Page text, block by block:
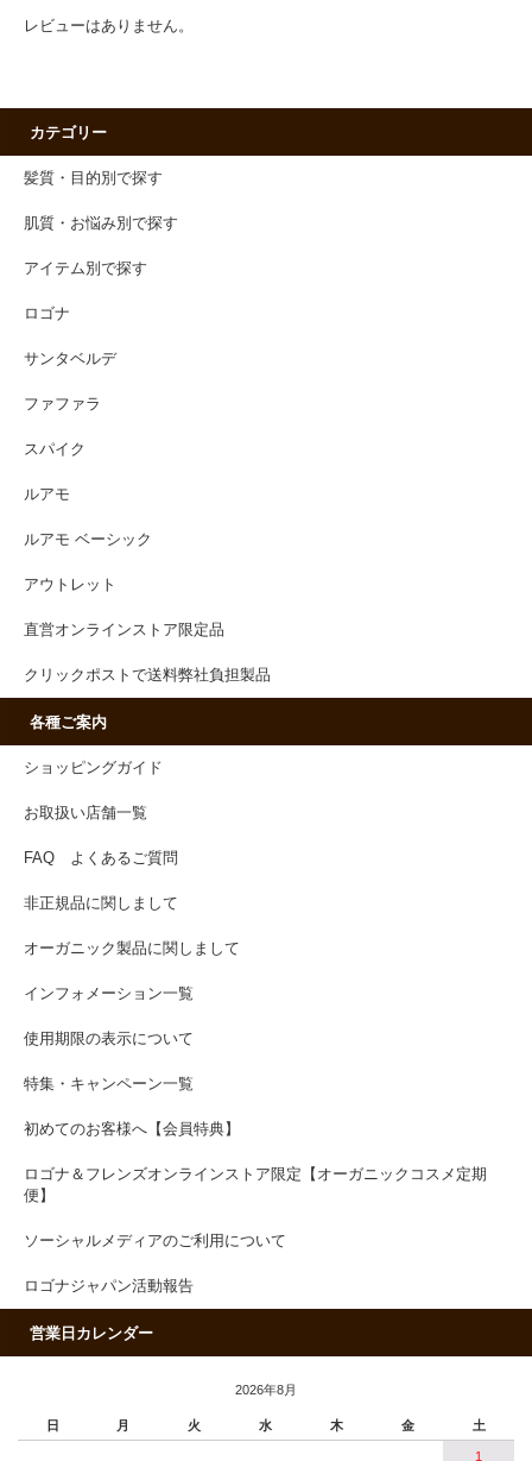
レビューはありません。
カテゴリー
髪質・目的別で探す
肌質・お悩み別で探す
アイテム別で探す
ロゴナ
サンタベルデ
ファファラ
スパイク
ルアモ
ルアモ ベーシック
アウトレット
直営オンラインストア限定品
クリックポストで送料弊社負担製品
各種ご案内
ショッピングガイド
お取扱い店舗一覧
FAQ よくあるご質問
非正規品に関しまして
オーガニック製品に関しまして
インフォメーション一覧
使用期限の表示について
特集・キャンペーン一覧
初めてのお客様へ【会員特典】
ロゴナ＆フレンズオンラインストア限定【オーガニックコスメ定期
便】
ソーシャルメディアのご利用について
ロゴナジャパン活動報告
営業日カレンダー
2026年8月
日 月 火 水 木 金 土
1